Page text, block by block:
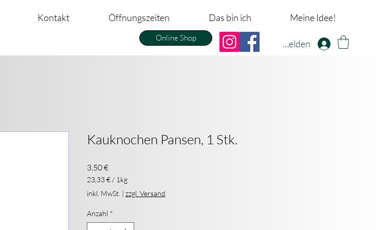
Kontakt Öffnungszeiten Das bin ich Meine Idee!
Online Shop Anmelden
Kauknochen Pansen, 1 Stk.
3,50 €Preis
23,33 € / 1kg
23,33 €
pro
Kilogramm
inkl. MwSt. | zzgl. Versand
Anzahl *